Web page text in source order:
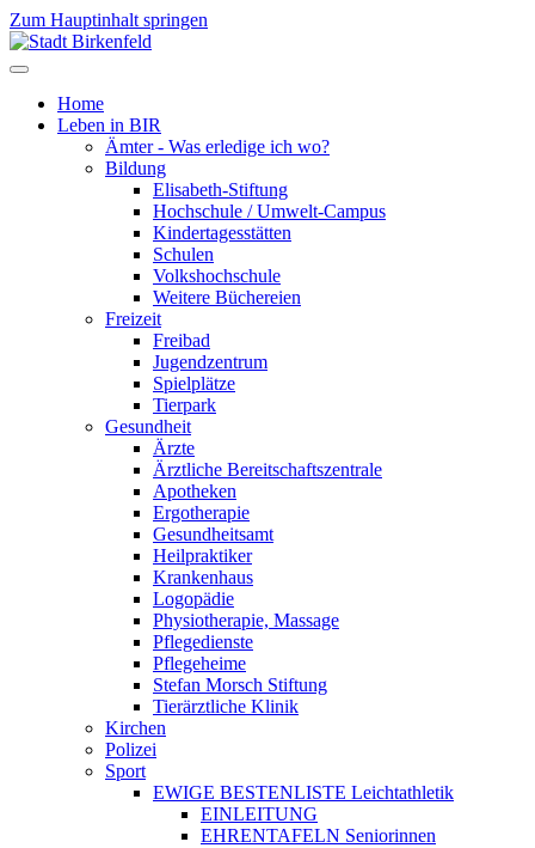
Zum Hauptinhalt springen
Home
Leben in BIR
Ämter - Was erledige ich wo?
Bildung
Elisabeth-Stiftung
Hochschule / Umwelt-Campus
Kindertagesstätten
Schulen
Volkshochschule
Weitere Büchereien
Freizeit
Freibad
Jugendzentrum
Spielplätze
Tierpark
Gesundheit
Ärzte
Ärztliche Bereitschaftszentrale
Apotheken
Ergotherapie
Gesundheitsamt
Heilpraktiker
Krankenhaus
Logopädie
Physiotherapie, Massage
Pflegedienste
Pflegeheime
Stefan Morsch Stiftung
Tierärztliche Klinik
Kirchen
Polizei
Sport
EWIGE BESTENLISTE Leichtathletik
EINLEITUNG
EHRENTAFELN Seniorinnen